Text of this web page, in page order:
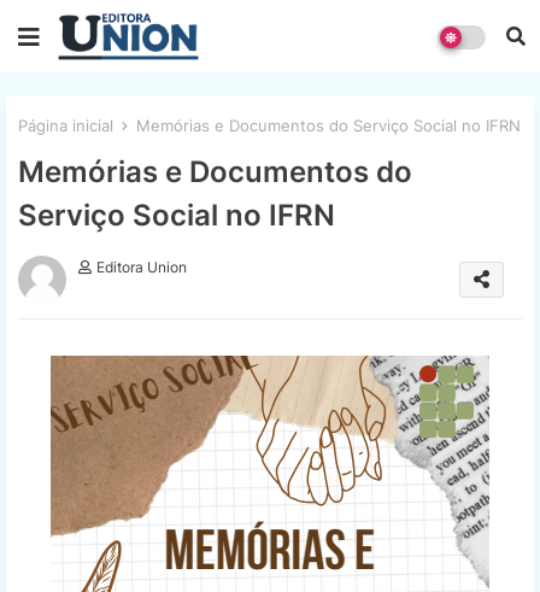
Página inicial Memórias e Documentos do Serviço Social no IFRN
Memórias e Documentos do
Serviço Social no IFRN
Editora Union